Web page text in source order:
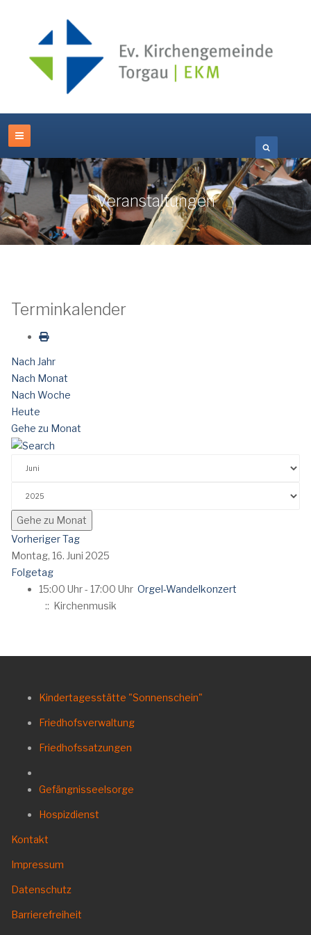
Veranstaltungen
Terminkalender
Nach Jahr
Nach Monat
Nach Woche
Heute
Gehe zu Monat
Gehe zu Monat
Vorheriger Tag
Montag, 16. Juni 2025
Folgetag
15:00 Uhr - 17:00 Uhr Orgel-Wandelkonzert
:: Kirchenmusik
Kindertagesstätte "Sonnenschein"
Friedhofsverwaltung
Friedhofssatzungen
Gefängnisseelsorge
Hospizdienst
Kontakt
Impressum
Datenschutz
Barrierefreiheit